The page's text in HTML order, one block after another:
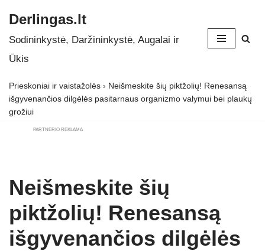
Skip
to
Derlingas.lt
Sodininkystė, Daržininkystė, Augalai ir
Ūkis
Prieskoniai ir vaistažolės › Neišmeskite šių piktžolių! Renesansą
išgyvenančios dilgėlės pasitarnaus organizmo valymui bei plaukų
grožiui
PARTNERIO REKLAMA
Neišmeskite šių
piktžolių! Renesansą
išgyvenančios dilgėlės